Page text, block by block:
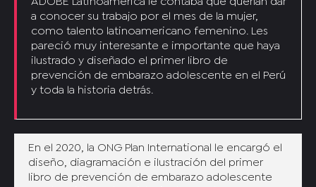
a conocer su trabajo por el mes de la mujer,
como talento latinoamericano femenino. Les
pareció muy interesante e importante que haya
ilustrado y diseñado el primer libro de
prevención de embarazo adolescente en el Perú
y toda la historia detrás.
En el 2020, la ONG Plan International le encargó el
diseño, diagramación e ilustración del primer
libro de prevención de embarazo adolescente